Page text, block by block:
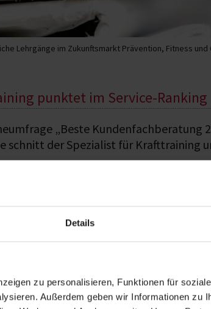
Details
zu personalisieren, Funktionen für
Außerdem geben wir Informationen zu
Lehrgänge im Zukunftsmarkt Prävention, Fitness und
punktet im Service-Ranking
„Beste Kundenfachberatung
schnitt der Spezialist für Krafttraining
berichtet,
Mitarbeiter. Das
Die Mitarbeiter lernen in der
individuelles
hebt sich Kieser nach Ansicht von
bewährtes Prinzip zurück: den
aufschreiben und in einem
höchstpersönlich ausgewertet und mit Feedback an die